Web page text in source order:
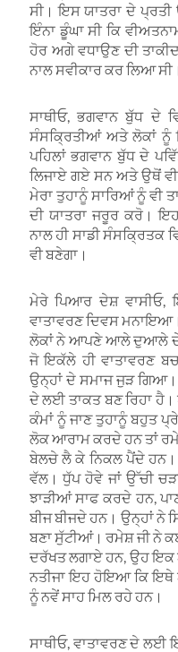
ਸੀ। ਇਸ ਯਾਤਰਾ ਦੇ ਪ੍ਰਤੀ
ਇੰਨਾ ਡੂੰਘਾ ਸੀ ਕਿ
ਹੋਰ ਅਗੇ ਵਧਾਉਣ ਦੀ
ਨਾਲ ਸਵੀਕਾਰ ਕਰ ਲਿਆ ਸੀ।
ਸਾਥੀਓ, ਭਗਵਾਨ ਬੁੱਧ ਦੇ
ਸੰਸਕ੍ਰਿਤੀਆਂ ਅਤੇ ਲੋਕਾਂ
ਪਹਿਲਾਂ ਭਗਵਾਨ ਬੁੱਧ ਦੇ
ਲਿਜਾਏ ਗਏ ਸਨ ਅਤੇ ਉਥੋਂ
ਮੇਰਾ ਤੁਹਾਨੂੰ ਸਾਰਿਆਂ ਨੂੰ ਵੀ
ਦੀ ਯਾਤਰਾ ਜਰੂਰ ਕਰੋ।
ਨਾਲ ਹੀ ਸਾਡੀ ਸੰਸਕ੍ਰਿਤਕ
ਵੀ ਬਣੇਗਾ।
ਮੇਰੇ ਪਿਆਰ ਦੇਸ਼ ਵਾਸੀਓ,
ਵਾਤਾਵਰਣ ਦਿਵਸ
ਲੋਕਾਂ ਨੇ ਆਪਣੇ ਆਲੇ ਦੁਆਲੇ ਦੇ
ਜੋ ਇਕੱਲੇ ਹੀ ਵਾਤਾਵਰਣ
ਉਨ੍ਹਾਂ ਦੇ ਸਮਾਜ ਜੁੜ ਗਿਆ।
ਦੇ ਲਈ ਤਾਕਤ ਬਣ ਰਿਹਾ ਹੈ।
ਕੰਮਾਂ ਨੂੰ ਜਾਣ ਤੁਹਾਨੂੰ ਬਹੁਤ
ਲੋਕ ਆਰਾਮ ਕਰਦੇ ਹਨ ਤਾਂ
ਬੇਲਚੇ ਲੈ ਕੇ ਨਿਕਲ ਪੈਂਦੇ
ਵੱਲ। ਧੁੱਪ ਹੋਵੇ ਜਾਂ ਉੱਚੀ
ਝਾੜੀਆਂ ਸਾਫ ਕਰਦੇ ਹਨ,
ਬੀਜ ਬੀਜਦੇ ਹਨ। ਉਨ੍ਹਾਂ ਨੇ
ਬਣਾ ਸੁੱਟੀਆਂ। ਰਮੇਸ਼ ਜੀ ਨੇ
ਦਰੱਖਤ ਲਗਾਏ ਹਨ, ਉਹ ਇਕ
ਨਤੀਜਾ ਇਹ ਹੋਇਆ ਕਿ ਇਥੇ
ਨੂੰ ਨਵੇਂ ਸਾਹ ਮਿਲ ਰਹੇ ਹਨ।
ਸਾਥੀਓ, ਵਾਤਾਵਰਣ ਦੇ ਲਈ